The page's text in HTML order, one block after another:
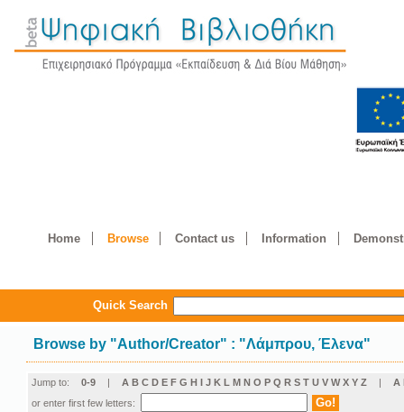
Home Browse Contact us Information
Quick Search
Browse by "Author/Creator" : "Λάμπρου, Έλενα"
Jump to: 0-9 | A B C D E F G H I J K L M N O P Q R S T U V W X Y Z | Α
or enter first few letters: